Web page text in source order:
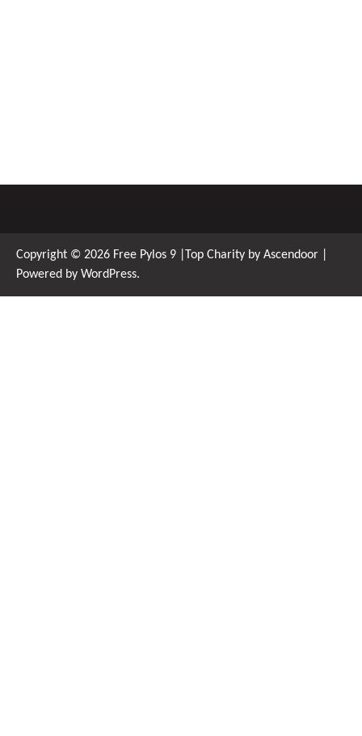
Copyright © 2026 Free Pylos 9 |Top Charity by Ascendoor
Powered by WordPress.